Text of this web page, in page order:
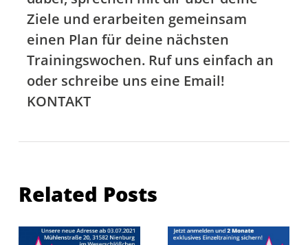
Ziele und erarbeiten gemeinsam
einen Plan für deine nächsten
Trainingswochen. Ruf uns einfach an
oder schreibe uns eine Email!
KONTAKT
Related Posts